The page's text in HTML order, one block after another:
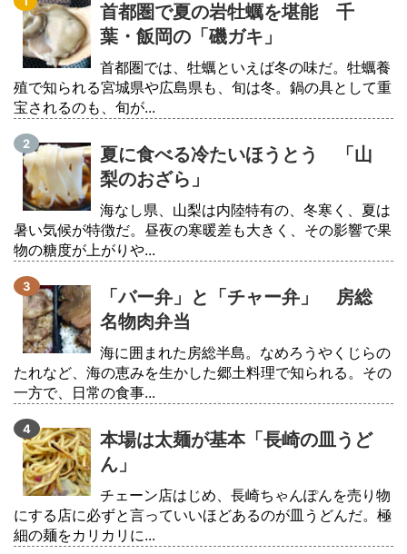
首都圏で夏の岩牡蠣を堪能 千
葉・飯岡の「磯ガキ」
首都圏では、牡蠣といえば冬の味だ。牡蠣養
殖で知られる宮城県や広島県も、旬は冬。鍋の具として重
宝されるのも、旬が...
夏に食べる冷たいほうとう 「山
梨のおざら」
海なし県、山梨は内陸特有の、冬寒く、夏は
暑い気候が特徴だ。昼夜の寒暖差も大きく、その影響で果
物の糖度が上がりや...
「バー弁」と「チャー弁」 房総
名物肉弁当
海に囲まれた房総半島。なめろうやくじらの
たれなど、海の恵みを生かした郷土料理で知られる。その
一方で、日常の食事...
本場は太麺が基本「長崎の皿うど
ん」
チェーン店はじめ、長崎ちゃんぽんを売り物
にする店に必ずと言っていいほどあるのが皿うどんだ。極
細の麺をカリカリに...